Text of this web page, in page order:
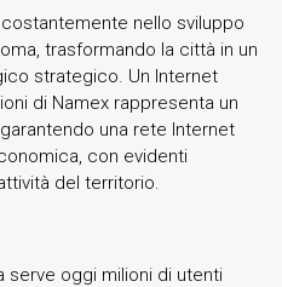
nello sviluppo
trasformando la città in un
strategico. Un Internet
di Namex rappresenta un
una rete Internet
con evidenti
del territorio.
serve oggi milioni di utenti